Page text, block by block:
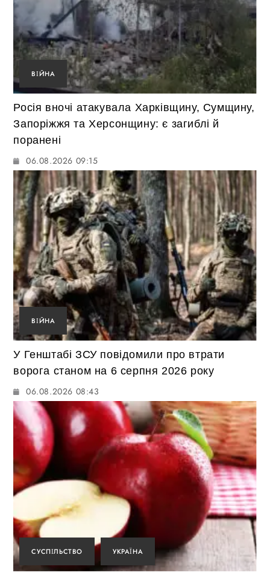
ВІЙНА
Росія вночі атакувала Харківщину, Сумщину,
Запоріжжя та Херсонщину: є загиблі й
поранені
06.08.2026 09:15
ВІЙНА
У Генштабі ЗСУ повідомили про втрати
ворога станом на 6 серпня 2026 року
06.08.2026 08:43
СУСПІЛЬСТВО УКРАЇНА